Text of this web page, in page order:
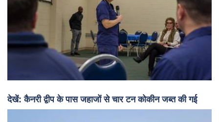
देखें: कैनरी द्वीप के पास जहाजों से चार टन कोकीन जब्त की गई